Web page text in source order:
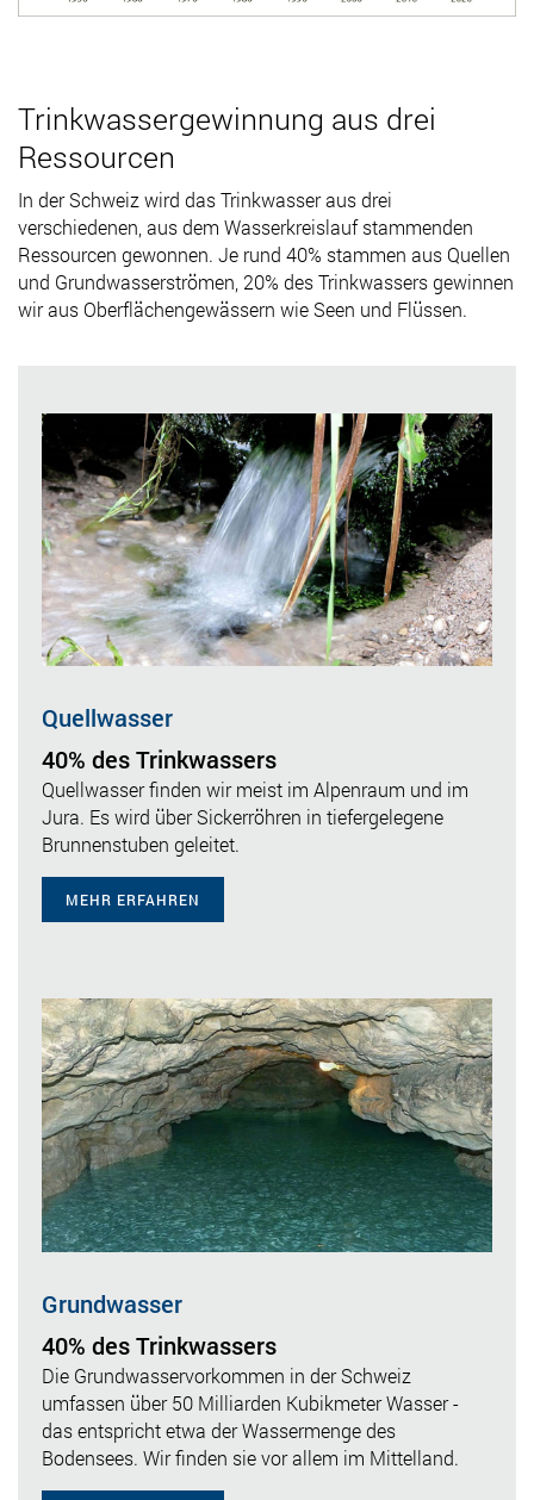
Trinkwassergewinnung aus drei
Ressourcen
In der Schweiz wird das Trinkwasser aus drei
verschiedenen, aus dem Wasserkreislauf stammenden
Ressourcen gewonnen. Je rund 40% stammen aus Quellen
und Grundwasserströmen, 20% des Trinkwassers gewinnen
wir aus Oberflächengewässern wie Seen und Flüssen.
Quellwasser
40% des Trinkwassers
Quellwasser finden wir meist im Alpenraum und im
Jura. Es wird über Sickerröhren in tiefergelegene
Brunnenstuben geleitet.
MEHR ERFAHREN
Grundwasser
40% des Trinkwassers
Die Grundwasservorkommen in der Schweiz
umfassen über 50 Milliarden Kubikmeter Wasser -
das entspricht etwa der Wassermenge des
Bodensees. Wir finden sie vor allem im Mittelland.